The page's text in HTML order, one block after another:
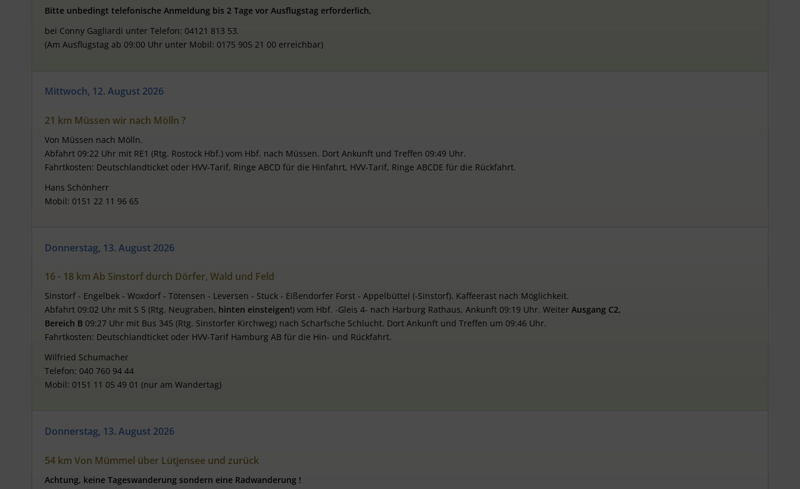
Bitte unbedingt telefonische Anmeldung bis 2 Tage vor Ausflugstag erforderlich,
bei Conny Gagliardi unter Telefon: 04121 813 53.
(Am Ausflugstag ab 09:00 Uhr unter Mobil: 0175 905 21 00 erreichbar)
Mittwoch, 12. August 2026
21 km Müssen wir nach Mölln ?
Von Müssen nach Mölln.
Abfahrt 09:22 Uhr mit RE1 (Rtg. Rostock Hbf.) vom Hbf. nach Müssen. Dort Ankunft und Treffen 09:49 Uhr.
Fahrtkosten: Deutschlandticket oder HVV-Tarif, Ringe ABCD für die Hinfahrt, HVV-Tarif, Ringe ABCDE für die Rückfahrt.
Hans Schönherr
Mobil: 0151 22 11 96 65
Donnerstag, 13. August 2026
16 - 18 km Ab Sinstorf durch Dörfer, Wald und Feld
Sinstorf - Engelbek - Woxdorf - Tötensen - Leversen - Stuck - Eißendorfer Forst - Appelbüttel (-Sinstorf). Kaffeerast nach Möglichkeit.
Abfahrt 09:02 Uhr mit S 5 (Rtg. Neugraben, hinten einsteigen!) vom Hbf. -Gleis 4- nach Harburg Rathaus, Ankunft 09:19 Uhr. WeiterAusgang C2,
Bereich B 09:27 Uhr mit Bus 345 (Rtg. Sinstorfer Kirchweg) nach Scharfsche Schlucht. Dort Ankunft und Treffen um 09:46 Uhr.
Fahrtkosten: Deutschlandticket oder HVV-Tarif Hamburg AB für die Hin- und Rückfahrt.
Wilfried Schumacher
Telefon: 040 760 94 44
Mobil: 0151 11 05 49 01 (nur am Wandertag)
Donnerstag, 13. August 2026
54 km Von Mümmel über Lütjensee und zurück
Achtung, keine Tageswanderung sondern eine Radwanderung !